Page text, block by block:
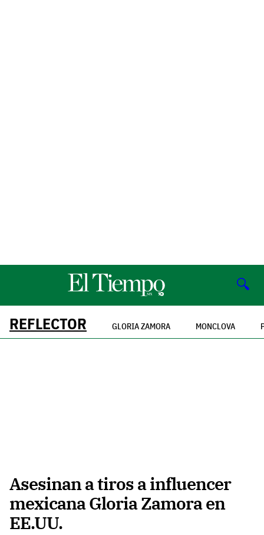
🔍
REFLECTOR GLORIA ZAMORA MONCLOVA
Asesinan a tiros a influencer
mexicana Gloria Zamora en
EE.UU.